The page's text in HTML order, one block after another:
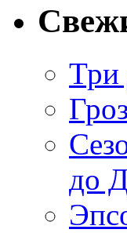
Три
до